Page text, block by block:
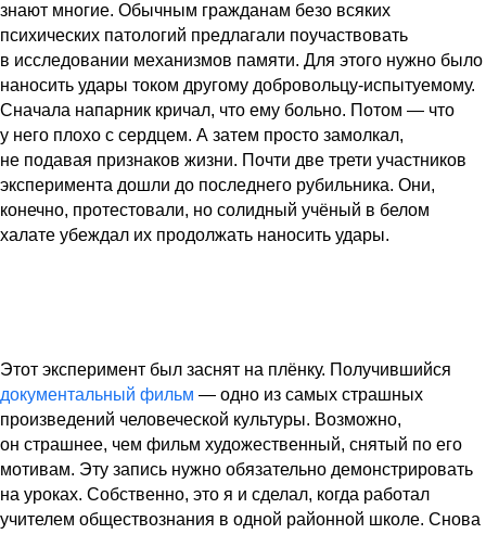
знают многие. Обычным гражданам безо всяких
психических патологий предлагали поучаствовать
в исследовании механизмов памяти. Для этого нужно было
наносить удары током другому добровольцу-испытуемому.
Сначала напарник кричал, что ему больно. Потом — что
у него плохо с сердцем. А затем просто замолкал,
не подавая признаков жизни. Почти две трети участников
эксперимента дошли до последнего рубильника. Они,
конечно, протестовали, но солидный учёный в белом
халате убеждал их продолжать наносить удары.
Этот эксперимент был заснят на плёнку. Получившийся
документальный фильм — одно из самых страшных
произведений человеческой культуры. Возможно,
он страшнее, чем фильм художественный, снятый по его
мотивам. Эту запись нужно обязательно демонстрировать
на уроках. Собственно, это я и сделал, когда работал
учителем обществознания в одной районной школе. Снова